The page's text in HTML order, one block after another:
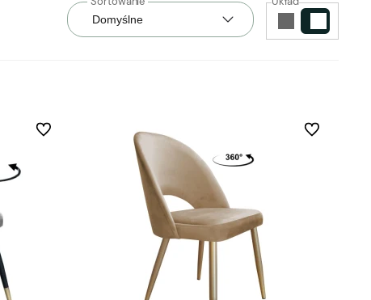
Do ulubionych Do ulubionych